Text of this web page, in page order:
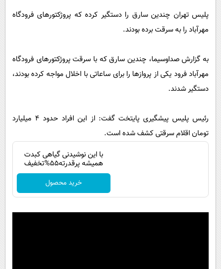
حوادث
محیط زیست
فرهنگی
بین الملل
روانشناسی
دانلود
پلیس تهران چندین سارق را دستگیر کرده که پروژکتور‌های فرودگاه
مهرآباد را به سرقت برده بودند.
به گزارش صداوسیما، چندین سارق که با سرقت پروژکتور‌های فرودگاه
مهرآباد فرود یکی از پرواز‌ها را برای ساعاتی با اخلال مواجه کرده بودند،
دستگیر شدند.
رئیس پلیس پیشگیری پایتخت گفت: از این افراد حدود ۴ میلیارد
تومان اقلام سرقتی کشف شده است.
با این نوشیدنی گیاهی کبدت
همیشه پرقدرته55%تخفیف
خرید محصول